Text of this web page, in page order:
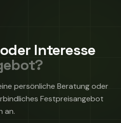
Interesse
persönliche Beratung oder
Festpreisangebot
an.